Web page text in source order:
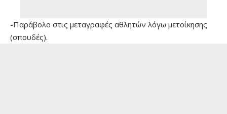
-Παράβολο στις μεταγραφές αθλητών λόγω μετοίκησης
(σπουδές).